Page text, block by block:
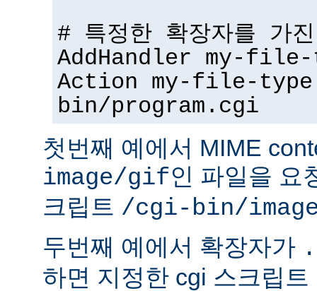
# 특정한 확장자를 가
AddHandler my-
Action my-file-
bin/program.cgi
첫번째 예에서 MIME
image/gif인 파일을 요
크립트 /cgi-bin/
두번째 예에서 확장자가
하면 지정한 cgi 스크립트